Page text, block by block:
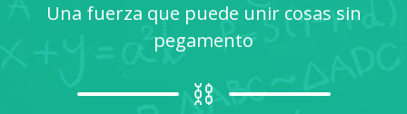
Una fuerza que puede unir cosas sin
pegamento
⛓️